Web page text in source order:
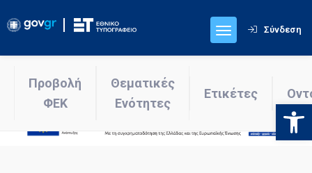
Σύνδεση
Προβολή
ΦΕΚ
Θεματικές
Ενότητες
Ετικέτες